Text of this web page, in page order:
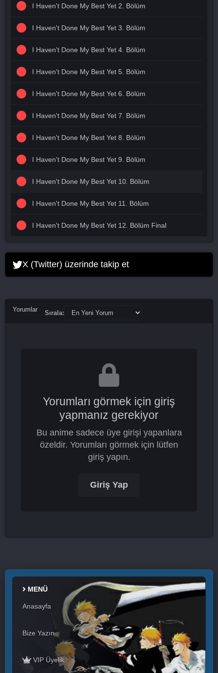
I Haven't Done My Best Yet 2. Bölüm
I Haven't Done My Best Yet 3. Bölüm
I Haven't Done My Best Yet 4. Bölüm
I Haven't Done My Best Yet 5. Bölüm
I Haven't Done My Best Yet 6. Bölüm
I Haven't Done My Best Yet 7. Bölüm
I Haven't Done My Best Yet 8. Bölüm
I Haven't Done My Best Yet 9. Bölüm
I Haven't Done My Best Yet 10. Bölüm
I Haven't Done My Best Yet 11. Bölüm
I Haven't Done My Best Yet 12. Bölüm Final
X (Twitter) üzerinde takip et
Yorumlar Sırala:
Yorumları görmek için giriş
yapmanız gerekiyor
Bu anime sadece üye girişi yapanlara
özeldir. Yorumları görmek için lütfen
giriş yapın.
Giriş Yap
MENÜ
Anasayfa
Bize Yazın
VIP Üyelik